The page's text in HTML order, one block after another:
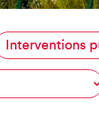
Interventions